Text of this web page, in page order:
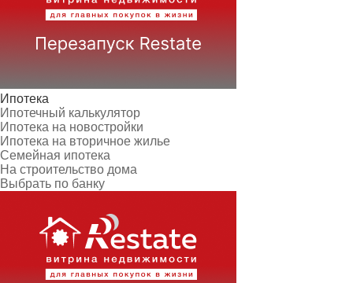
Ипотека
Ипотечный калькулятор
Ипотека на новостройки
Ипотека на вторичное жилье
Семейная ипотека
На строительство дома
Выбрать по банку